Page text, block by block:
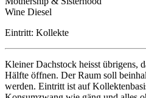
Wine Diesel
Eintritt: Kollekte
Kleiner Dachstock heisst übrigens,
Hälfte öffnen. Der Raum soll
werden. Eintritt ist auf